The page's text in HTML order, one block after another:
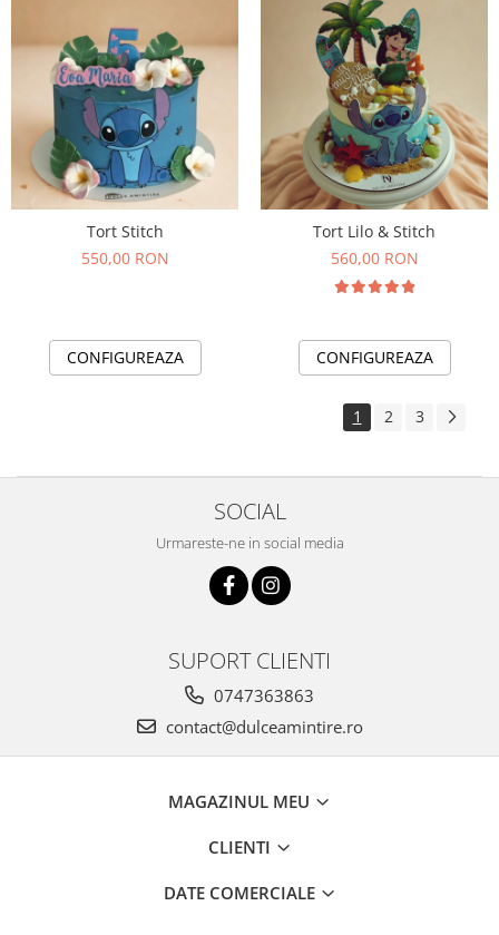
Tort Stitch
550,00 RON
CONFIGUREAZA
Tort Lilo & Stitch
560,00 RON
CONFIGUREAZA
1 2 3
SOCIAL
Urmareste-ne in social media
SUPORT CLIENTI
0747363863
contact@dulceamintire.ro
MAGAZINUL MEU
CLIENTI
DATE COMERCIALE